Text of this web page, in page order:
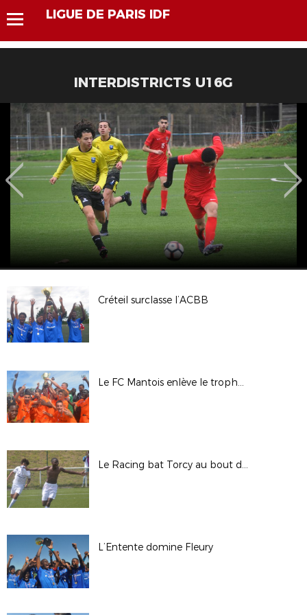
LIGUE DE PARIS IDF
INTERDISTRICTS U16G
Créteil surclasse l’ACBB
Le FC Mantois enlève le trophée au CSL Aulnay
Le Racing bat Torcy au bout du suspense
L’Entente domine Fleury